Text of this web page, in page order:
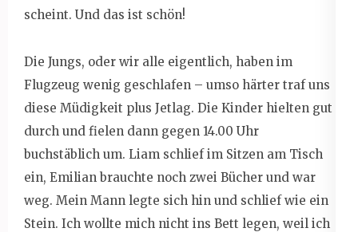
scheint. Und das ist schön!
Die Jungs, oder wir alle eigentlich, haben im
Flugzeug wenig geschlafen – umso härter traf uns
diese Müdigkeit plus Jetlag. Die Kinder hielten gut
durch und fielen dann gegen 14.00 Uhr
buchstäblich um. Liam schlief im Sitzen am Tisch
ein, Emilian brauchte noch zwei Bücher und war
weg. Mein Mann legte sich hin und schlief wie ein
Stein. Ich wollte mich nicht ins Bett legen, weil ich